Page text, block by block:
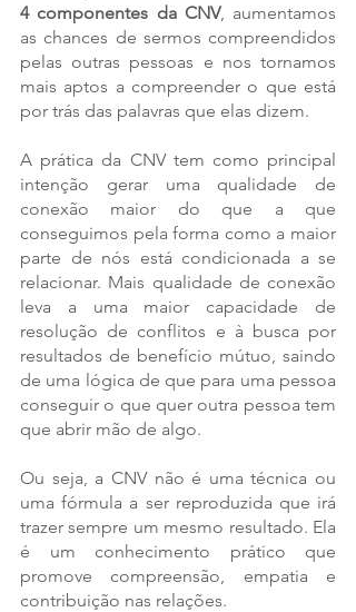
4 componentes da CNV, aumentamos
as chances de sermos compreendidos
pelas outras pessoas e nos tornamos
mais aptos a compreender o que está
por trás das palavras que elas dizem.
A prática da CNV tem como principal
intenção gerar uma qualidade de
conexão maior do que a que
conseguimos pela forma como a maior
parte de nós está condicionada a se
relacionar. Mais qualidade de conexão
leva a uma maior capacidade de
resolução de conflitos e à busca por
resultados de benefício mútuo, saindo
de uma lógica de que para uma pessoa
conseguir o que quer outra pessoa tem
que abrir mão de algo.
Ou seja, a CNV não é uma técnica ou
uma fórmula a ser reproduzida que irá
trazer sempre um mesmo resultado. Ela
é um conhecimento prático que
promove compreensão, empatia e
contribuição nas relações.